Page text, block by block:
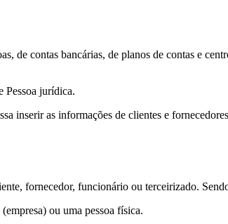
de contas bancárias, de planos de contas e
Pessoa jurídica.
inserir as informações de clientes e
fornecedor, funcionário ou terceirizado.
ou uma pessoa física.